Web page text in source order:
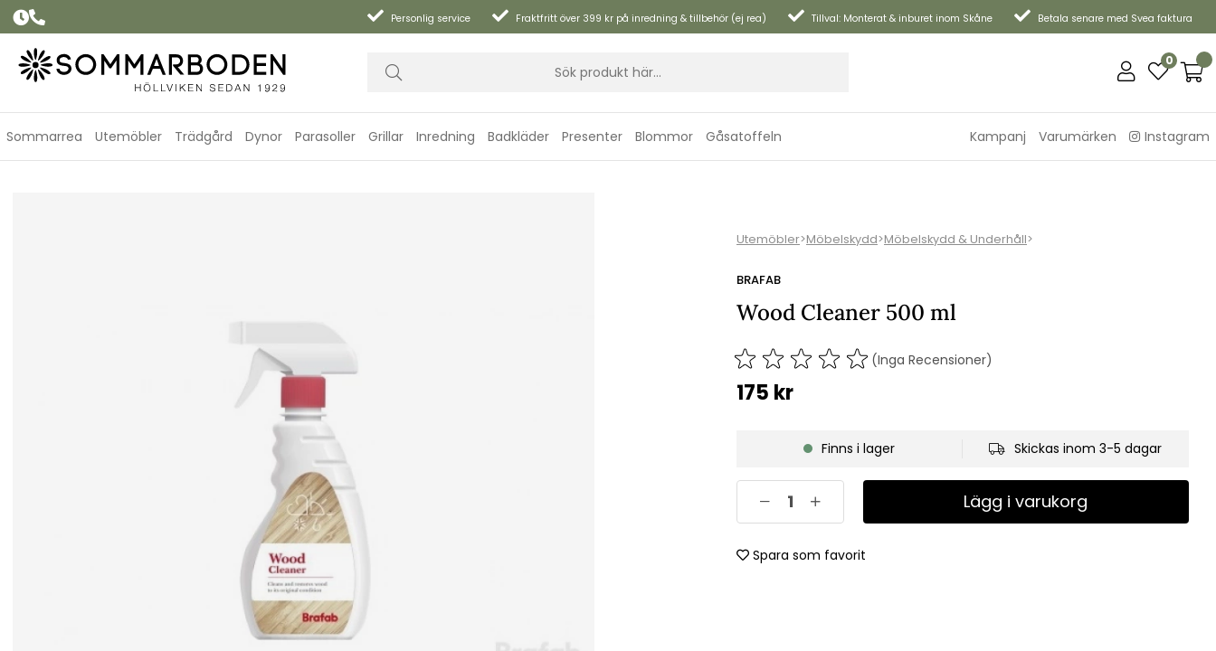
Personlig service Fraktfritt över 399 kr på inredning & tillbehör (ej rea) Tillval: Monterat & inburet inom Skåne Betala senare med Svea faktura
0
Sommarrea Utemöbler Trädgård Dynor Parasoller Grillar Inredning Badkläder Presenter Blommor Gåsatoffeln Kampanj Varumärken Instagram
Utemöbler>Möbelskydd>Möbelskydd & Underhåll>
BRAFAB
Wood Cleaner 500 ml
(Inga Recensioner)
175 kr
Finns i lager Skickas inom 3-5 dagar
Lägg i varukorg
Spara som favorit